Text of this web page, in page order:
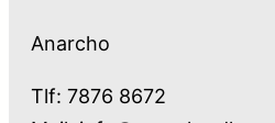
Anarcho
Tlf: 7876 8672